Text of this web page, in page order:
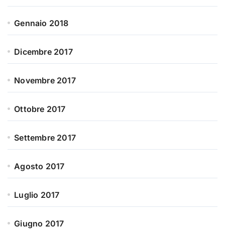
Gennaio 2018
Dicembre 2017
Novembre 2017
Ottobre 2017
Settembre 2017
Agosto 2017
Luglio 2017
Giugno 2017